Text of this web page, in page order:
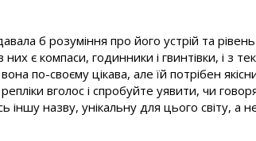
б розуміння про його устрій та
є компаси, годинники і гвинтівки, і з
по-своєму цікава, але їй потрібен
вголос і спробуйте уявити, чи
назву, унікальну для цього світу, а не